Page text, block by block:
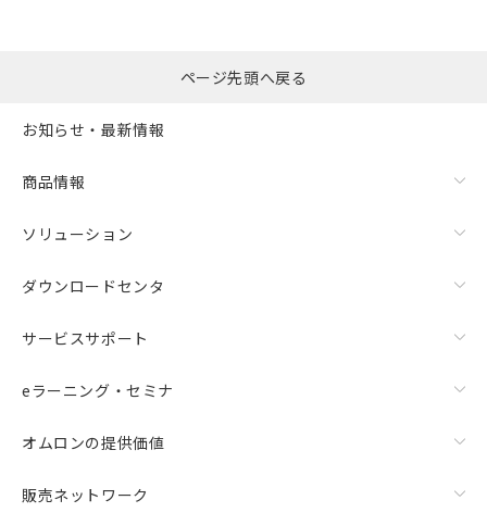
ページ先頭へ戻る
お知らせ・最新情報
商品情報
ソリューション
ダウンロードセンタ
サービスサポート
eラーニング・セミナ
オムロンの提供価値
販売ネットワーク